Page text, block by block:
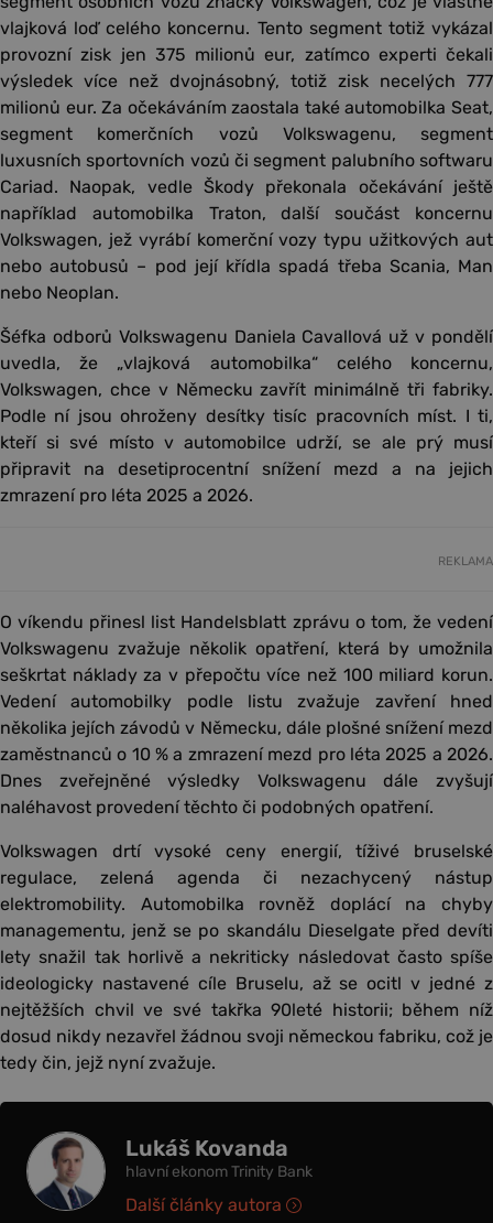
vlajková loď celého koncernu. Tento segment totiž vykázal
provozní zisk jen 375 milionů eur, zatímco experti čekali
výsledek více než dvojnásobný, totiž zisk necelých 777
milionů eur. Za očekáváním zaostala také automobilka Seat,
segment komerčních vozů Volkswagenu, segment
luxusních sportovních vozů či segment palubního softwaru
Cariad. Naopak, vedle Škody překonala očekávání ještě
například automobilka Traton, další součást koncernu
Volkswagen, jež vyrábí komerční vozy typu užitkových aut
nebo autobusů – pod její křídla spadá třeba Scania, Man
nebo Neoplan.
Šéfka odborů Volkswagenu Daniela Cavallová už v pondělí
uvedla, že „vlajková automobilka“ celého koncernu,
Volkswagen, chce v Německu zavřít minimálně tři fabriky.
Podle ní jsou ohroženy desítky tisíc pracovních míst. I ti,
kteří si své místo v automobilce udrží, se ale prý musí
připravit na desetiprocentní snížení mezd a na jejich
zmrazení pro léta 2025 a 2026.
REKLAMA
O víkendu přinesl list Handelsblatt zprávu o tom, že vedení
Volkswagenu zvažuje několik opatření, která by umožnila
seškrtat náklady za v přepočtu více než 100 miliard korun.
Vedení automobilky podle listu zvažuje zavření hned
několika jejích závodů v Německu, dále plošné snížení mezd
zaměstnanců o 10 % a zmrazení mezd pro léta 2025 a 2026.
Dnes zveřejněné výsledky Volkswagenu dále zvyšují
naléhavost provedení těchto či podobných opatření.
Volkswagen drtí vysoké ceny energií, tíživé bruselské
regulace, zelená agenda či nezachycený nástup
elektromobility. Automobilka rovněž doplácí na chyby
managementu, jenž se po skandálu Dieselgate před devíti
lety snažil tak horlivě a nekriticky následovat často spíše
ideologicky nastavené cíle Bruselu, až se ocitl v jedné z
nejtěžších chvil ve své takřka 90leté historii; během níž
dosud nikdy nezavřel žádnou svoji německou fabriku, což je
tedy čin, jejž nyní zvažuje.
Lukáš Kovanda
hlavní ekonom Trinity Bank
Další články autora